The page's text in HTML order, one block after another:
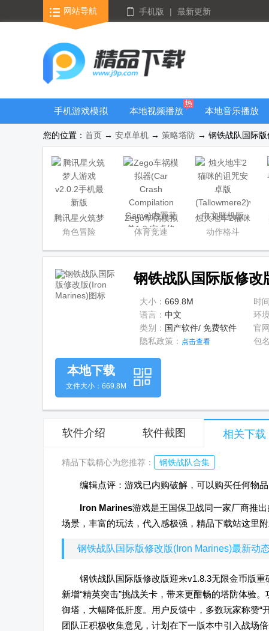
网站导航 手机版 | 最新更新
手机游戏模拟
器安卓版合集
本地视频播放
本地音乐播放
器
您的位置： 首页 → 安卓单机 → 策略塔防 → 钢铁战队国际版
腾讯星火筑梦
人游戏
角色冒险
Zego车祸模拟
器(Car Crash
Game)内置菜
单
体育竞速
烛火地牢2猫咪
的诅咒安卓版
动作格斗
钢铁战队国际版修
大小： 669.8M 时
语言： 中文 环
类别： 国产软件/ 免费软件 官
隐私政策： 点击查看 包
本地下载
文件大小：669.8M
软件介绍 软件截图 相关下载
精品下载精心为您推荐： 钢铁战队合集
编辑点评：游戏已内购破解，可以购买任何物品
Iron Marines游戏是王国保卫战同一家厂商推
场景，丰富的玩法，代入感极强，精品下载站这里
钢铁战队国际版修改版(Iron Marines)最新动
钢铁战队国际版修改版迎来v1.8.3无限金币版
新增“精英突击”挑战关卡，带来更酣畅的塔防体验
御塔，大幅降低肝度。用户反馈中，多数玩家称赞
团队正积极收集意见，计划在下一版本中引入战场